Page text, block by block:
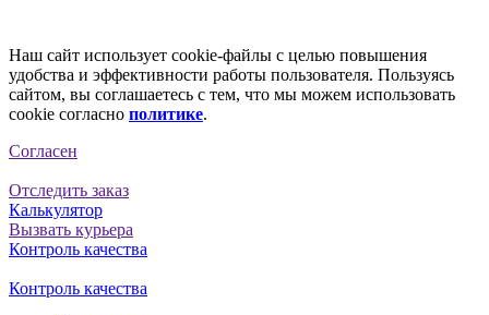
Наш сайт использует cookie-файлы с целью повышения
удобства и эффективности работы пользователя. Пользуясь
сайтом, вы соглашаетесь с тем, что мы можем использовать
cookie согласно политике.
Согласен
Отследить заказ
Калькулятор
Вызвать курьера
Контроль качества
Контроль качества